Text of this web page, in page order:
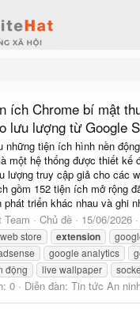
ích Chrome bí mật
lưu lượng từ Google
những tiện ích hình nền
một hệ thống được thiết kế
lượng truy cập giả cho các
gồm 152 tiện ích mở rộng
phát triển khác nhau và ghi
Team
Chủ đề 15/06/2026
store
extension
google analytics
động
live wallpaper
0 Diễn đàn: Tin tức An